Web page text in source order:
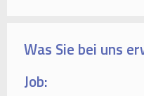
Was Sie bei uns
Job: